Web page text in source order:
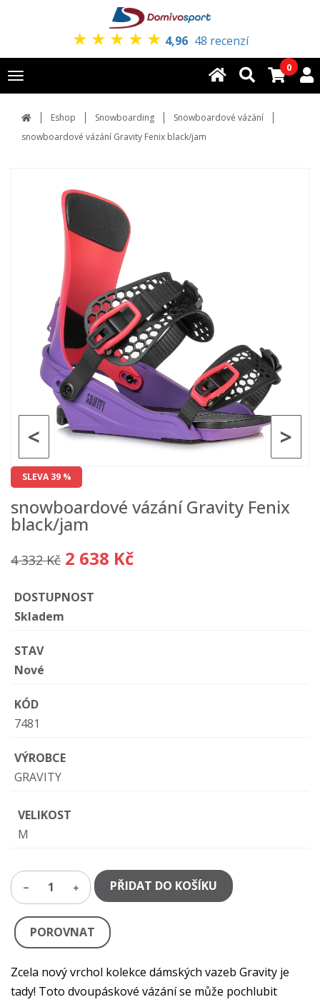
★ ★ ★ ★ ★ 4,96 48 recenzí
Toggle
navigation
0
Eshop Snowboarding
Snowboardové vázání
snowboardové vázání Gravity Fenix black/jam
>
<
SLEVA 39 %
snowboardové vázání Gravity Fenix
black/jam
4 332 Kč 2 638 Kč
DOSTUPNOST
Skladem
STAV
Nové
KÓD
7481
VÝROBCE
GRAVITY
VELIKOST
M
1 PŘIDAT DO KOŠÍKU
POROVNAT
Zcela nový vrchol kolekce dámských vazeb Gravity je
tady! Toto dvoupáskové vázání se může pochlubit